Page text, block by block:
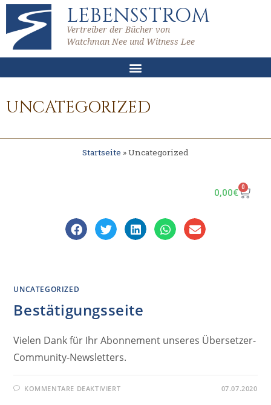
LEBENSSTROM
Vertreiber der Bücher von
Watchman Nee und Witness Lee
UNCATEGORIZED
Startseite »Uncategorized
0,00€ 0
UNCATEGORIZED
Bestätigungsseite
Vielen Dank für Ihr Abonnement unseres Übersetzer-
Community-Newsletters.
KOMMENTARE DEAKTIVIERT 07.07.2020